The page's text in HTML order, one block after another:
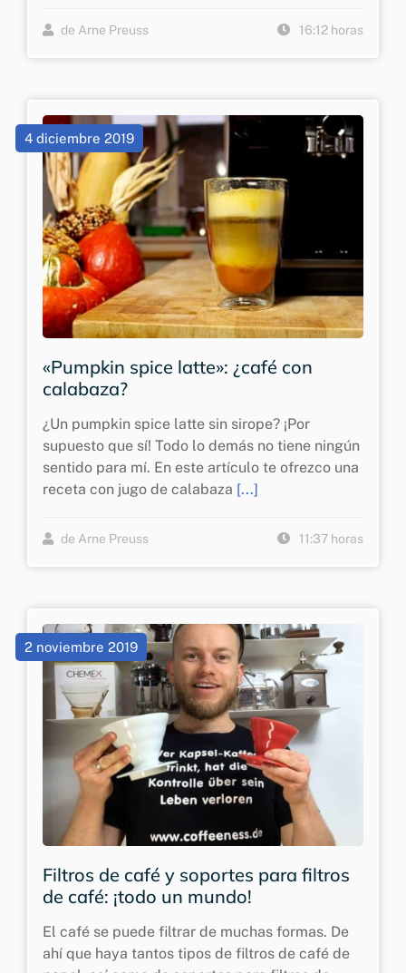
de Arne Preuss 16:12 horas
4 diciembre 2019
«Pumpkin spice latte»: ¿café con
calabaza?
¿Un pumpkin spice latte sin sirope? ¡Por
supuesto que sí! Todo lo demás no tiene ningún
sentido para mí. En este artículo te ofrezco una
receta con jugo de calabaza [...]
de Arne Preuss 11:37 horas
2 noviembre 2019
Filtros de café y soportes para filtros
de café: ¡todo un mundo!
El café se puede filtrar de muchas formas. De
ahí que haya tantos tipos de filtros de café de